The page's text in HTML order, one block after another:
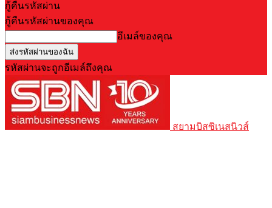
กู้คืนรหัสผ่าน
กู้คืนรหัสผ่านของคุณ
อีเมล์ของคุณ
รหัสผ่านจะถูกอีเมล์ถึงคุณ
สยามบิสซิเนสนิวส์